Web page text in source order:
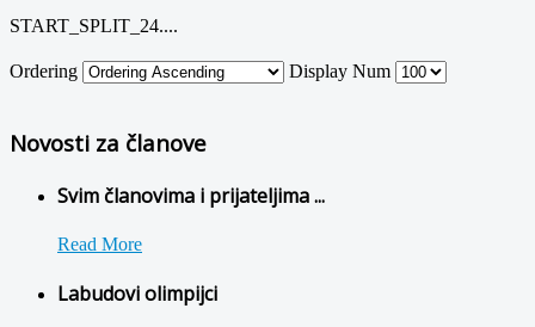
START_SPLIT_24....
Ordering Display Num
Novosti za članove
Svim članovima i prijateljima ...
Read More
Labudovi olimpijci